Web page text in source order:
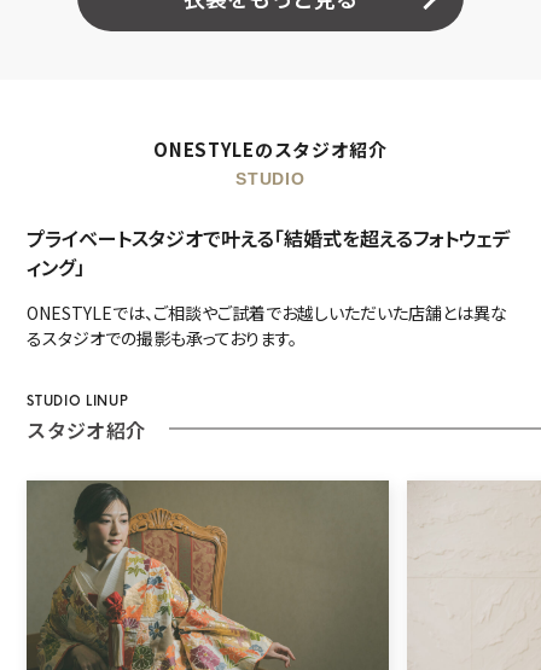
ONESTYLEのスタジオ紹介
STUDIO
プライベートスタジオで叶える「結婚式を超えるフォトウェデ
ィング」
ONESTYLEでは、ご相談やご試着でお越しいただいた店舗とは異な
るスタジオでの撮影も承っております。
STUDIO LINUP
スタジオ紹介